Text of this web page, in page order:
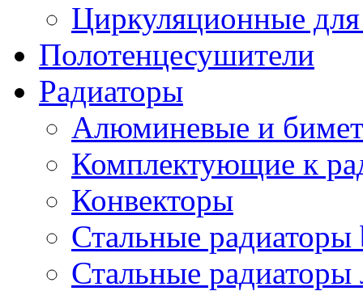
Циркуляционные для
Полотенцесушители
Радиаторы
Алюминевые и
Комплектующие к
Конвекторы
Стальные радиаторы
Стальные радиаторы